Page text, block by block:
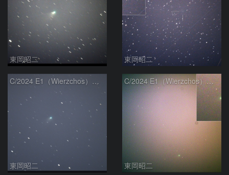
東岡昭二 東岡昭二
C/2024 E1（Wierzchos） 02/18
東岡昭二
C/2024 E1（Wierzchos） 02/13
東岡昭二